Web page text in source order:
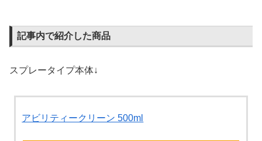
記事内で紹介した商品
スプレータイプ本体↓
アビリティークリーン 500ml